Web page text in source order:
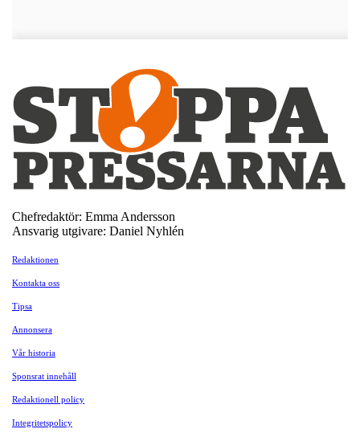
Chefredaktör: Emma Andersson
Ansvarig utgivare: Daniel Nyhlén
Redaktionen
Kontakta oss
Tipsa
Annonsera
Vår historia
Sponsrat innehåll
Redaktionell policy
Integritetspolicy